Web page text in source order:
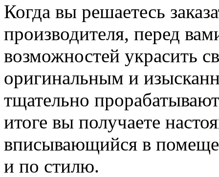
Когда вы решаетесь
производителя, перед
возможностей украсить
оригинальным и
тщательно
итоге вы получаете
вписывающийся в
и по стилю.